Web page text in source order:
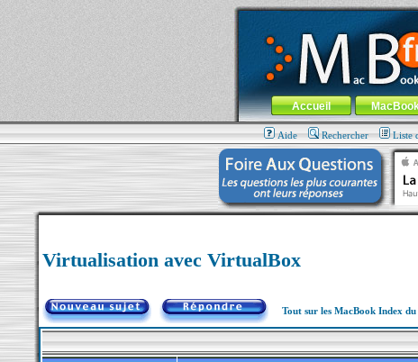
MacBook-fr.com : 100% Apple... 100%
Aller au contenu-Aller au menu
Menu général
Accueil
Aide Rechercher Liste
Virtualisation avec VirtualBox
Tout sur les MacBook Index